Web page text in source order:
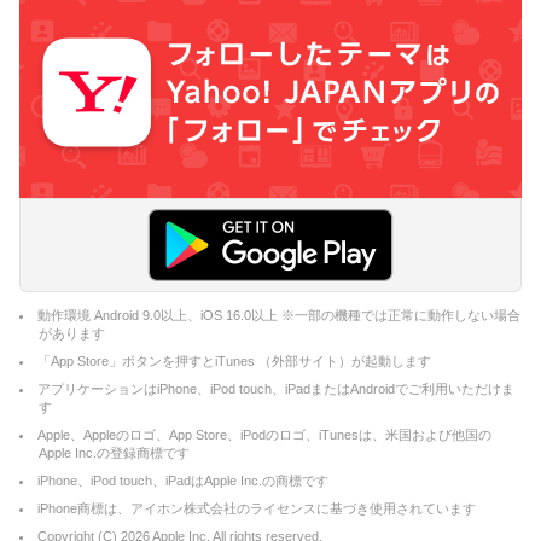
動作環境 Android 9.0以上、iOS 16.0以上 ※一部の機種では正常に動作しない場合
があります
「App Store」ボタンを押すとiTunes （外部サイト）が起動します
アプリケーションはiPhone、iPod touch、iPadまたはAndroidでご利用いただけま
す
Apple、Appleのロゴ、App Store、iPodのロゴ、iTunesは、米国および他国の
Apple Inc.の登録商標です
iPhone、iPod touch、iPadはApple Inc.の商標です
iPhone商標は、アイホン株式会社のライセンスに基づき使用されています
Copyright (C) 2026Apple Inc. All rights reserved.